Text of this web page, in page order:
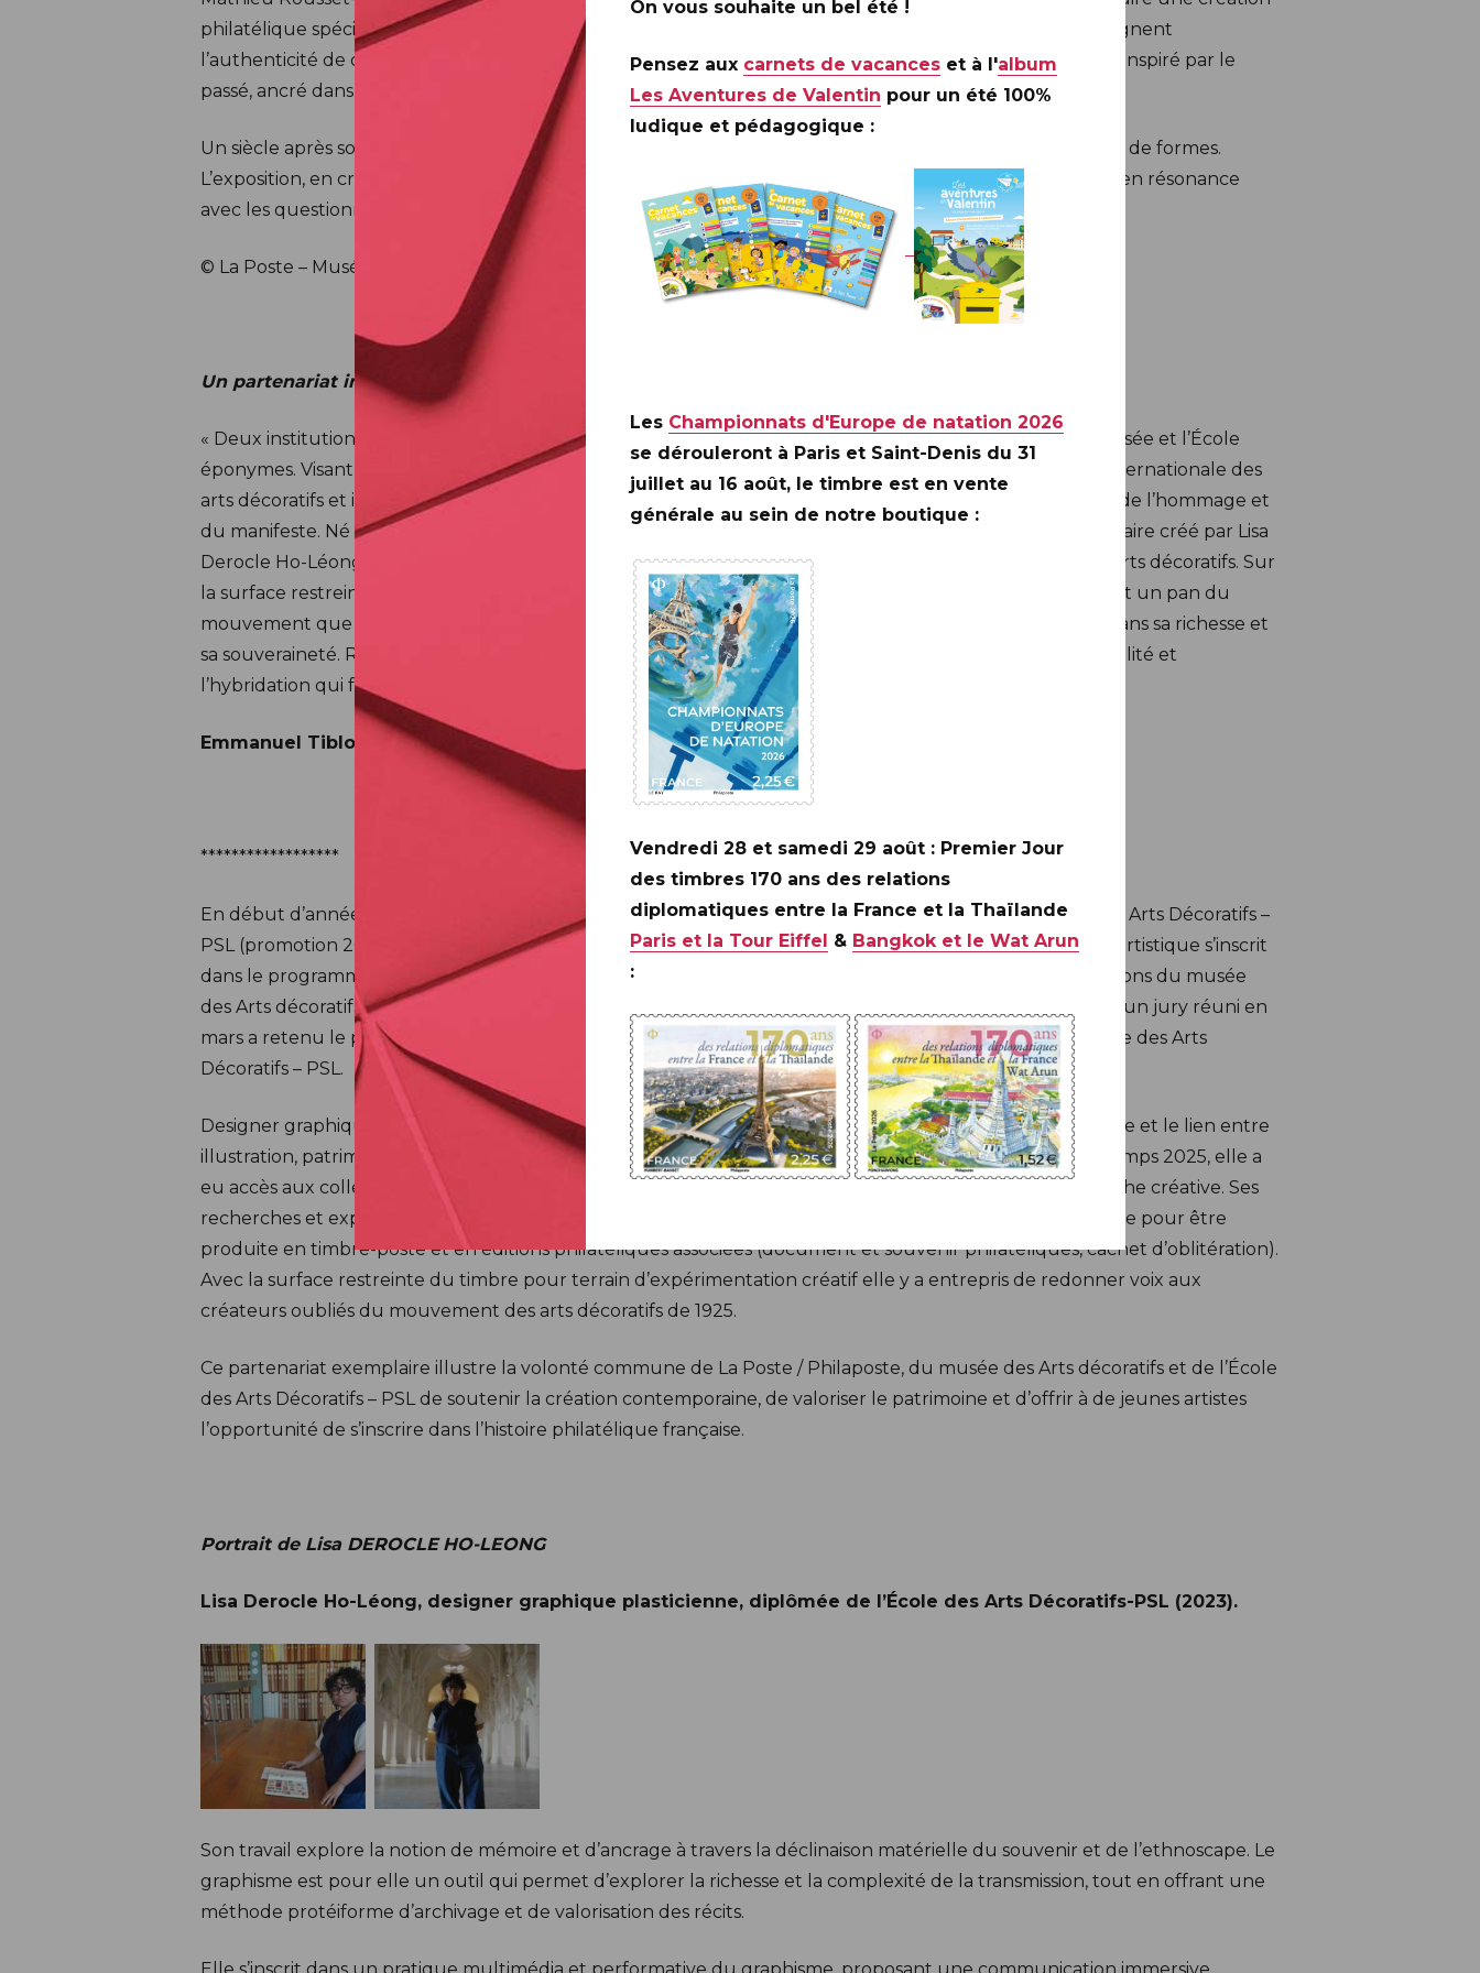
philatélique spéciale en 2025 célébrant l’exposition. Les recherches menées lors de cette résidence soulignent
l’authenticité de cette démarche, faisant du timbre bien plus qu’une simple vignette : un fragment d’art inspiré par le
passé, ancré dans le présent.
Un siècle après son émergence, l’Art déco continue d’inspirer par sa modernité, son élégance et sa liberté de formes.
L’exposition, en croisant les regards d’hier et d’aujourd’hui, montre combien ce mouvement reste vivant, en résonance
avec les questionnements esthétiques et les savoir-faire contemporains.
© La Poste – Musée des Arts décoratifs – Tous droits réservés
Un partenariat inédit…
« Deux institutions parisiennes portent aujourd’hui à même leur nom l’héritage des arts décoratifs : le Musée et l’École
éponymes. Visant à célébrer, à l’initiative du groupe La Poste, le centenaire de la légendaire Exposition internationale des
arts décoratifs et industriels modernes de 1925, la collaboration de nos deux établissements tient à la fois de l’hommage et
du manifeste. Né du dialogue entre les collections du Musée et la créativité de l’École, le timbre anniversaire créé par Lisa
Derocle Ho-Léong est d’abord le plus bel hommage contemporain qui pouvait être rendu à l’esprit des arts décoratifs. Sur
la surface restreinte, mais chargée d’imaginaire et d’idéologie, du timbre, Lisa vient mettre en lumière tout un pan du
mouvement que celui-ci ne sut dissocier du régime colonial d’alors et que notre temps accueille enfin dans sa richesse et
sa souveraineté. Réparateur, son timbre est aussi un hymne à la création africaine et ultramarine, à la créolité et
l’hybridation qui font les arts décoratifs d’aujourd’hui. »
Emmanuel Tibloux, directeur de l’École des Arts Décoratifs – PSL
******************
En début d’année 2025, un appel à candidatures a été lancé auprès des jeunes diplômé·es de l’École des Arts Décoratifs –
PSL (promotion 2020 à 2024) afin de confier la création d’un timbre-poste hommage. Cette commande artistique s’inscrit
dans le programme philatélique national et comprend une résidence de deux mois au cœur des collections du musée
des Arts décoratifs. À l’issue d’un processus de sélection cinq candidatures ont été présélectionnées, puis un jury réuni en
mars a retenu le projet porté par Lisa Derocle Ho-Léong, designer graphique diplômée en 2023 de l’École des Arts
Décoratifs – PSL.
Designer graphique diplômée en 2023, Lisa Derocle Ho-Léong explore dans son travail la narration visuelle et le lien entre
illustration, patrimoine et mémoire collective. Durant sa résidence au musée des Arts décoratifs au printemps 2025, elle a
eu accès aux collections Art déco, aux archives et aux ressources documentaires, pour nourrir sa démarche créative. Ses
recherches et expérimentations ont donné naissance à trois propositions originales, dont l’une a été choisie pour être
produite en timbre-poste et en éditions philatéliques associées (document et souvenir philatéliques, cachet d’oblitération).
Avec la surface restreinte du timbre pour terrain d’expérimentation créatif elle y a entrepris de redonner voix aux
créateurs oubliés du mouvement des arts décoratifs de 1925.
Ce partenariat exemplaire illustre la volonté commune de La Poste / Philaposte, du musée des Arts décoratifs et de l’École
des Arts Décoratifs – PSL de soutenir la création contemporaine, de valoriser le patrimoine et d’offrir à de jeunes artistes
l’opportunité de s’inscrire dans l’histoire philatélique française.
Portrait de Lisa DEROCLE HO-LEONG
Lisa Derocle Ho-Léong, designer graphique plasticienne, diplômée de l’École des Arts Décoratifs-PSL (2023).
Son travail explore la notion de mémoire et d’ancrage à travers la déclinaison matérielle du souvenir et de l’ethnoscape. Le
graphisme est pour elle un outil qui permet d’explorer la richesse et la complexité de la transmission, tout en offrant une
méthode protéiforme d’archivage et de valorisation des récits.
On vous souhaite un bel été !
Pensez aux carnets de vacances et à l'album
Les Aventures de Valentin pour un été 100%
ludique et pédagogique :
Les Championnats d'Europe de natation 2026
se dérouleront à Paris et Saint-Denis du 31
juillet au 16 août, le timbre est en vente
générale au sein de notre boutique :
Vendredi 28 et samedi 29 août : Premier Jour
des timbres 170 ans des relations
diplomatiques entre la France et la Thaïlande
Paris et la Tour Eiffel & Bangkok et le Wat Arun
: